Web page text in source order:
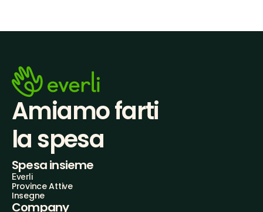
Amiamo farti
la spesa
Spesa insieme
Everli
Province Attive
Insegne
Company